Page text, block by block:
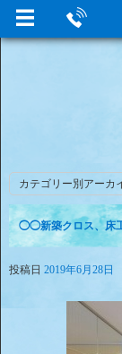
カテゴリー別アーカ
◯◯新築クロス、床
投稿日 2019年6月28日